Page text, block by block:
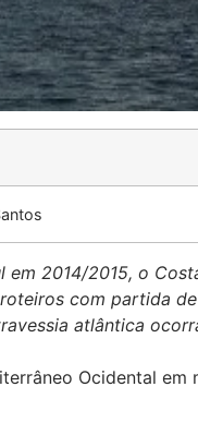
2014/2015, o
com partida
atlântica
Ocidental em